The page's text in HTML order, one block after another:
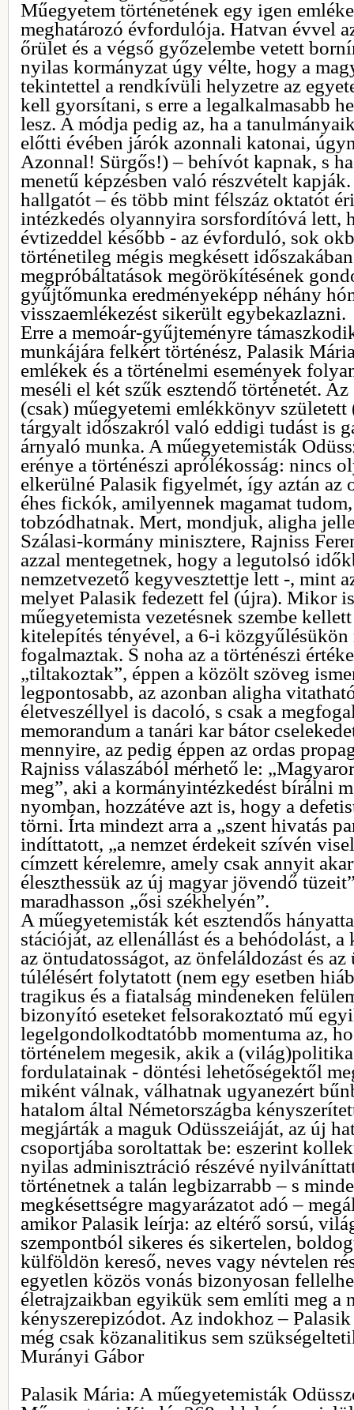
Műegyetem történetének egy igen
meghatározó évfordulója. Hatvan évvel
őrület és a végső győzelembe vetett
nyilas kormányzat úgy vélte, hogy a
tekintettel a rendkívüli helyzetre az
kell gyorsítani, s erre a legalkalmasabb
lesz. A módja pedig az, ha a
előtti évében járók azonnali katonai,
Azonnal! Sürgős!) – behívót kapnak, s
menetű képzésben való részvételt
hallgatót – és több mint félszáz oktatót
intézkedés olyannyira sorsfordítóvá lett,
évtizeddel később - az évforduló, sok
történetileg mégis megkésett
megpróbáltatások megörökítésének
gyűjtőmunka eredményeképp néhány
visszaemlékezést sikerült egybekazlazni.
Erre a memoár-gyűjteményre
munkájára felkért történész, Palasik
emlékek és a történelmi események
meséli el két szűk esztendő történetét.
(csak) műegyetemi emlékkönyv született
tárgyalt időszakról való eddigi tudást is
árnyaló munka. A műegyetemisták
erénye a történészi aprólékosság: nincs
elkerülné Palasik figyelmét, így aztán az
éhes fickók, amilyennek magamat
tobzódhatnak. Mert, mondjuk, aligha
Szálasi-kormány minisztere, Rajniss
azzal mentegetnek, hogy a legutolsó
nemzetvezető kegyvesztettje lett -, mint
melyet Palasik fedezett fel (újra). Mikor
műegyetemista vezetésnek szembe
kitelepítés tényével, a 6-i közgyűlésükön
fogalmaztak. S noha az a történészi
„tiltakoztak”, éppen a közölt szöveg
legpontosabb, az azonban aligha
életveszéllyel is dacoló, s csak a
memorandum a tanári kar bátor
mennyire, az pedig éppen az ordas
Rajniss válaszából mérhető le:
meg”, aki a kormányintézkedést bírálni
nyomban, hozzátéve azt is, hogy a
törni. Írta mindezt arra a „szent hivatás
indíttatott, „a nemzet érdekeit szívén
címzett kérelemre, amely csak annyit
éleszthessük az új magyar jövendő
maradhasson „ősi székhelyén”.
A műegyetemisták két esztendős
stációját, az ellenállást és a behódolást,
az öntudatosságot, az önfeláldozást és az
túlélésért folytatott (nem egy esetben
tragikus és a fiatalság mindeneken
bizonyító eseteket felsorakoztató mű
legelgondolkodtatóbb momentuma az,
történelem megesik, akik a
fordulatainak - döntési lehetőségektől
miként válnak, válhatnak ugyanezért
hatalom által Németországba
megjárták a maguk Odüsszeiáját, az új
csoportjába soroltattak be: eszerint
nyilas adminisztráció részévé
történetnek a talán legbizarrabb – s
megkésettségre magyarázatot adó –
amikor Palasik leírja: az eltérő sorsú,
szempontból sikeres és sikertelen,
külföldön kereső, neves vagy névtelen
egyetlen közös vonás bizonyosan
életrajzaikban egyikük sem említi meg a
kényszerepizódot. Az indokhoz –
még csak közanalitikus sem
Murányi Gábor
Palasik Mária: A műegyetemisták